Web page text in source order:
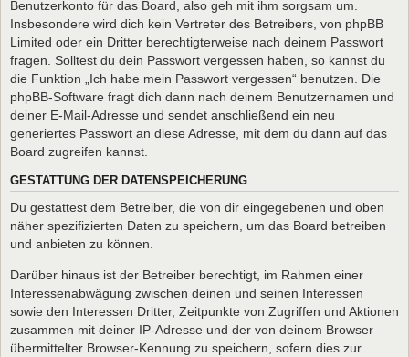
Benutzerkonto für das Board, also geh mit ihm sorgsam um.
Insbesondere wird dich kein Vertreter des Betreibers, von phpBB
Limited oder ein Dritter berechtigterweise nach deinem Passwort
fragen. Solltest du dein Passwort vergessen haben, so kannst du
die Funktion „Ich habe mein Passwort vergessen“ benutzen. Die
phpBB-Software fragt dich dann nach deinem Benutzernamen und
deiner E-Mail-Adresse und sendet anschließend ein neu
generiertes Passwort an diese Adresse, mit dem du dann auf das
Board zugreifen kannst.
GESTATTUNG DER DATENSPEICHERUNG
Du gestattest dem Betreiber, die von dir eingegebenen und oben
näher spezifizierten Daten zu speichern, um das Board betreiben
und anbieten zu können.
Darüber hinaus ist der Betreiber berechtigt, im Rahmen einer
Interessenabwägung zwischen deinen und seinen Interessen
sowie den Interessen Dritter, Zeitpunkte von Zugriffen und Aktionen
zusammen mit deiner IP-Adresse und der von deinem Browser
übermittelter Browser-Kennung zu speichern, sofern dies zur